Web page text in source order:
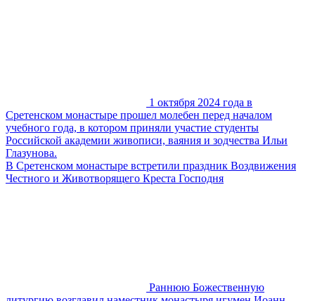
1 октября 2024 года в
Сретенском монастыре прошел молебен перед началом
учебного года, в котором приняли участие студенты
Российской академии живописи, ваяния и зодчества Ильи
Глазунова.
В Сретенском монастыре встретили праздник Воздвижения
Честного и Животворящего Креста Господня
Раннюю Божественную